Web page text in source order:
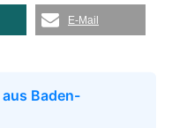
E-Mail
Baden-